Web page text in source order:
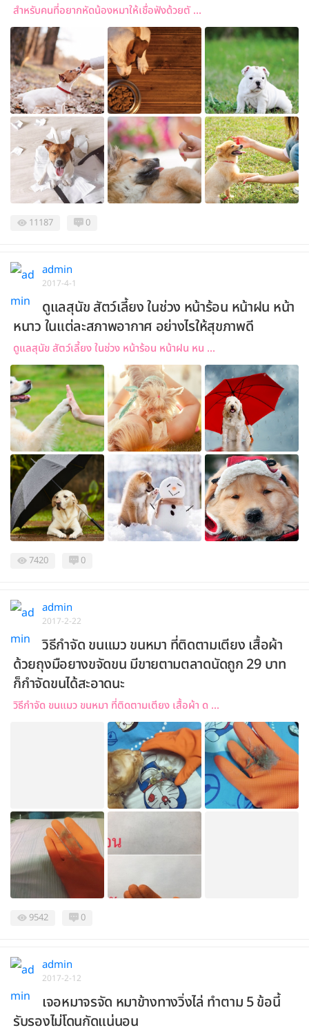
สำหรับคนที่อยากหัดน้องหมาให้เชื่อฟังด้วยตั ...
11187 0
admin
2017-4-1
ดูแลสุนัข สัตว์เลี้ยง ในช่วง หน้าร้อน หน้าฝน หน้า
หนาว ในแต่ละสภาพอากาศ อย่างไรให้สุขภาพดี
ดูแลสุนัข สัตว์เลี้ยง ในช่วง หน้าร้อน หน้าฝน หน ...
7420 0
admin
2017-2-22
วิธีกำจัด ขนแมว ขนหมา ที่ติดตามเตียง เสื้อผ้า
ด้วยถุงมือยางขจัดขน มีขายตามตลาดนัดถูก 29 บาท
ก็กำจัดขนได้สะอาดนะ
วิธีกำจัด ขนแมว ขนหมา ที่ติดตามเตียง เสื้อผ้า ด ...
9542 0
admin
2017-2-12
เจอหมาจรจัด หมาข้างทางวิ่งไล่ ทำตาม 5 ข้อนี้
รับรองไม่โดนกัดแน่นอน